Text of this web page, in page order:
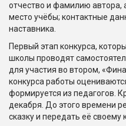
отчество и фамилию автора,
место учёбы; контактные
наставника.
Первый этап конкурса,
школы проводят
для участия во втором,
конкурса работы
формируется из педагогов.
декабря. До этого времени
сказку и передать её своему